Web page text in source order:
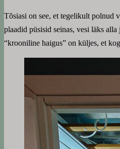
Tõsiasi on see, et tegelikult polnud
plaadid püsisid seinas, vesi läks
“krooniline haigus” on küljes, et